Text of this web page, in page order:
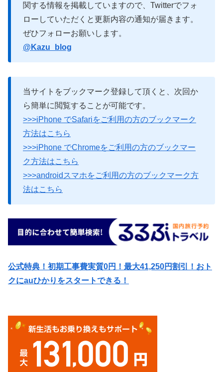
関する情報を掲載していますので、Twitterでフォ
ローしていただくと更新内容の通知が届きます。
ぜひフォローお願いします。
@Kazu_blog
当サイトをブックマーク登録して頂くと、次回か
ら簡単に閲覧することが可能です。
>>>iPhone でSafariをご利用の方のブックマーク
方法はこちら
>>>iPhone でChromeをご利用の方のブックマー
ク方法はこちら
>>>androidスマホをご利用の方のブックマーク方
法はこちら
公式特典！初期工事費実質0円！最大41,250円割引！おト
クにauひかりをスタートできる！